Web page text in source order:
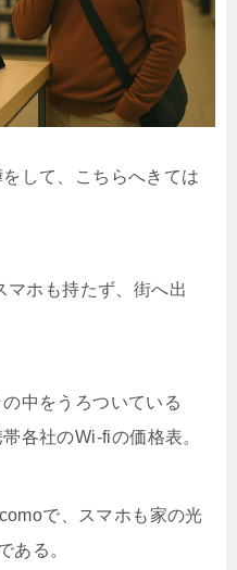
して、こちらへきては
ホも持たず、街へ出
中をうろついている
各社のWi-fiの価格表。
で、スマホも家の光
ある。